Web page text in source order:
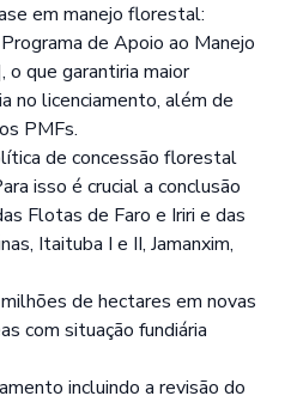
em manejo florestal:
de Apoio ao Manejo
que garantiria maior
no licenciamento, além de
PMFs.
de concessão florestal
isso é crucial a conclusão
Flotas de Faro e Iriri e das
Itaituba I e II, Jamanxim,
de hectares em novas
com situação fundiária
incluindo a revisão do